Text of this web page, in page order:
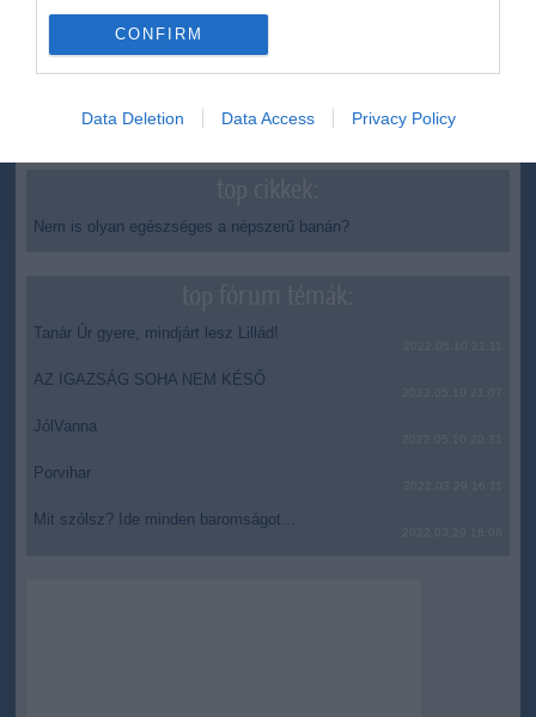
CONFIRM
Data Deletion Data Access Privacy Policy
Újabb két gyanúsítottat fogtak el a 600 milliós
Betlehem Dávid nyerte a kieséses versenyt
Nem is olyan egészséges a népszerű banán?
Tanár Úr gyere, mindjárt lesz Lillád!
AZ IGAZSÁG SOHA NEM KÉSŐ
JólVanna
Porvihar
Mit szólsz? Ide minden baromságot...